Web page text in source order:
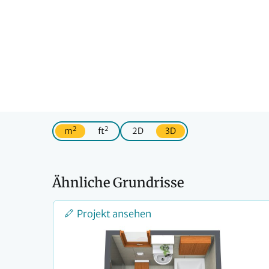
m2 ft2 2D 3D
Ähnliche Grundrisse
Projekt ansehen